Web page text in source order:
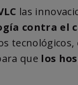
las
contra el
tecnológicos,
que los